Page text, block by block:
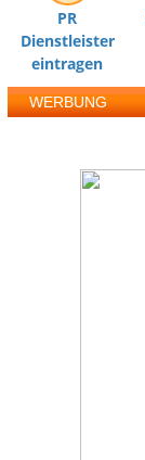
PR
Dienstleister
eintragen
WERBUNG